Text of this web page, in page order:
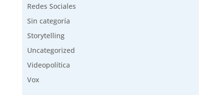
Redes Sociales
Sin categoría
Storytelling
Uncategorized
Videopolítica
Vox